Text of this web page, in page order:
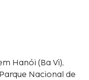
Hanói (Ba Vì),
Nacional de